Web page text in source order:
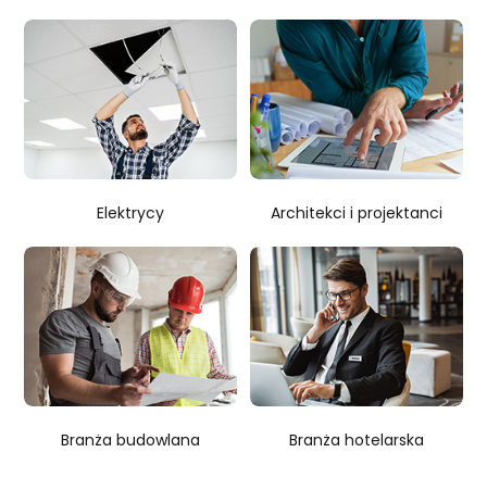
Elektrycy Architekci i projektanci
Branża budowlana Branża hotelarska